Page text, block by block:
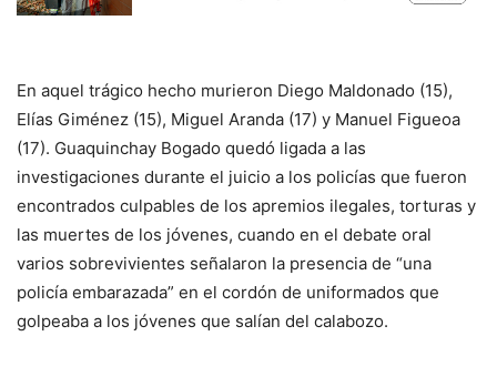
En aquel trágico hecho murieron Diego Maldonado (15),
Elías Giménez (15), Miguel Aranda (17) y Manuel Figueoa
(17). Guaquinchay Bogado quedó ligada a las
investigaciones durante el juicio a los policías que fueron
encontrados culpables de los apremios ilegales, torturas y
las muertes de los jóvenes, cuando en el debate oral
varios sobrevivientes señalaron la presencia de “una
policía embarazada” en el cordón de uniformados que
golpeaba a los jóvenes que salían del calabozo.